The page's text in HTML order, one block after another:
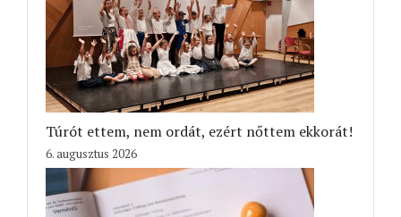
Túrót ettem, nem ordát, ezért nőttem ekkorát!
6. augusztus 2026